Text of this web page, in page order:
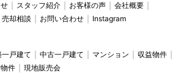
スタッフ紹介 お客様の声
会社概要
売却相談 お問い合わせ Instagram
一戸建て 中古一戸建て マンション
収益物件
件 現地販売会